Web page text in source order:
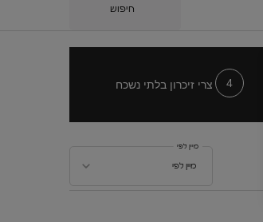
חיפוש
צרי זיכרון בלתי נשכח
מיין לפי
מיין לפי
מיין לפי